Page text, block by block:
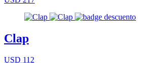
Clap
USD 112